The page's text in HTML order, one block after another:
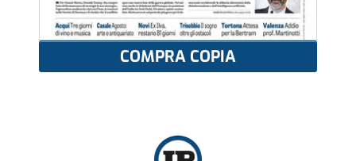
COMPRA COPIA